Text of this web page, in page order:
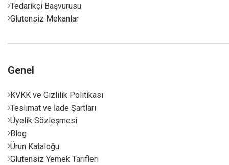
Tedarikçi Başvurusu
Glutensiz Mekanlar
Genel
KVKK ve Gizlilik Politikası
Teslimat ve İade Şartları
Üyelik Sözleşmesi
Blog
Ürün Kataloğu
Glutensiz Yemek Tarifleri